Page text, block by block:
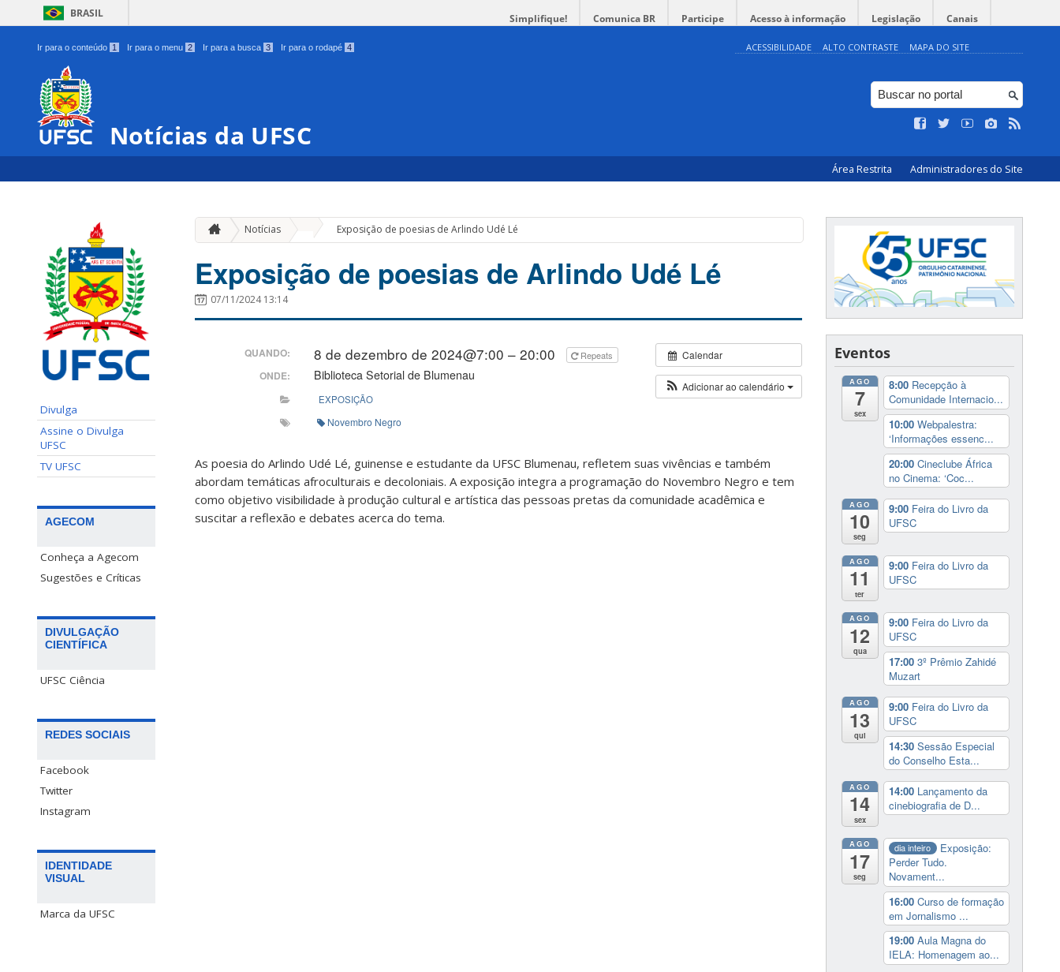
BRASIL Simplifique! Comunica BR Participe Acesso à informação Legislação Canais
Ir para o conteúdo 1 Ir para o menu 2 Ir para a busca 3 Ir para o rodapé 4 ACESSIBILIDADE ALTO CONTRASTE MAPA DO SITE
Notícias da UFSC
Área Restrita Administradores do Site
Divulga
Assine o Divulga
UFSC
TV UFSC
AGECOM
Conheça a Agecom
Sugestões e Críticas
DIVULGAÇÃO
CIENTÍFICA
UFSC Ciência
REDES SOCIAIS
Facebook
Twitter
Instagram
IDENTIDADE
VISUAL
Marca da UFSC
Notícias Exposição de poesias de Arlindo Udé Lé
Exposição de poesias de Arlindo Udé Lé
07/11/2024 13:14
Calendar
Adicionar ao calendário
QUANDO: 8 de dezembro de 2024@7:00 – 20:00 Repeats
ONDE: Biblioteca Setorial de Blumenau
EXPOSIÇÃO
Novembro Negro
As poesia do Arlindo Udé Lé, guinense e estudante da UFSC Blumenau, refletem suas vivências e também
abordam temáticas afroculturais e decoloniais. A exposição integra a programação do Novembro Negro e tem
como objetivo visibilidade à produção cultural e artística das pessoas pretas da comunidade acadêmica e
suscitar a reflexão e debates acerca do tema.
Eventos
AGO
7
sex
8:00 Recepção à
Comunidade Internacio...
10:00 Webpalestra:
‘Informações essenc...
20:00 Cineclube África
no Cinema: ‘Coc...
AGO
10
seg
9:00 Feira do Livro da
UFSC
AGO
11
ter
9:00 Feira do Livro da
UFSC
AGO
12
qua
9:00 Feira do Livro da
UFSC
17:00 3º Prêmio Zahidé
Muzart
AGO
13
qui
9:00 Feira do Livro da
UFSC
14:30 Sessão Especial
do Conselho Esta...
AGO
14
sex
14:00 Lançamento da
cinebiografia de D...
AGO
17
seg
dia inteiro
Exposição:
Perder Tudo.
Novament...
16:00 Curso de formação
em Jornalismo ...
19:00 Aula Magna do
IELA: Homenagem ao...